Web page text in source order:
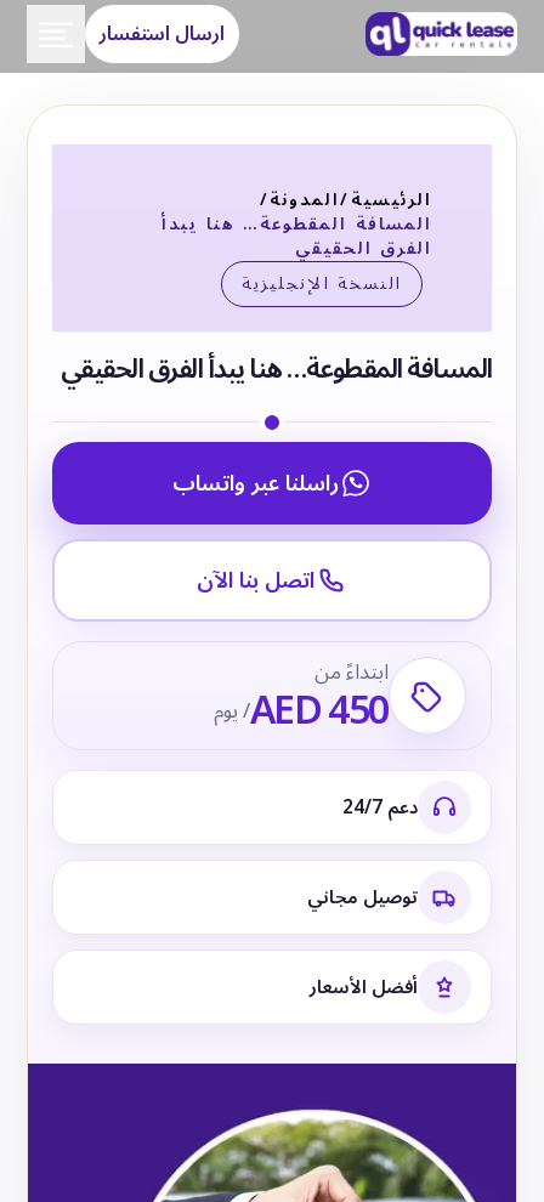
ارسال استفسار
الرئيسية/المدونة/
المسافة المقطوعة… هنا يبدأ
الفرق الحقيقي
النسخة الإنجليزية
المسافة المقطوعة… هنا يبدأ الفرق الحقيقي
راسلنا عبر واتساب
اتصل بنا الآن
ابتداءً من
AED 450/ يوم
دعم 24/7
توصيل مجاني
أفضل الأسعار